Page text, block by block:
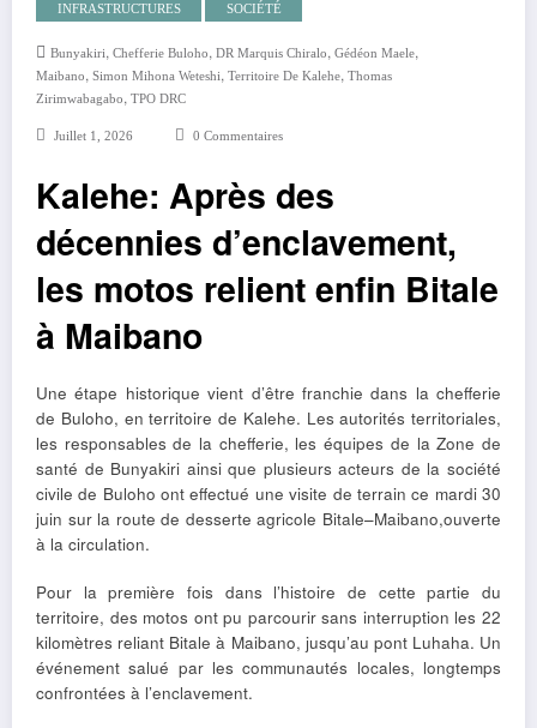
INFRASTRUCTURES SOCIÉTÉ
Bunyakiri, Chefferie Buloho, DR Marquis Chiralo, Gédéon Maele,
Maibano, Simon Mihona Weteshi, Territoire De Kalehe, Thomas
Zirimwabagabo, TPO DRC
Juillet 1, 2026 0 Commentaires
Kalehe: Après des
décennies d’enclavement,
les motos relient enfin Bitale
à Maibano
Une étape historique vient d’être franchie dans la chefferie
de Buloho, en territoire de Kalehe. Les autorités territoriales,
les responsables de la chefferie, les équipes de la Zone de
santé de Bunyakiri ainsi que plusieurs acteurs de la société
civile de Buloho ont effectué une visite de terrain ce mardi 30
juin sur la route de desserte agricole Bitale–Maibano,ouverte
à la circulation.
Pour la première fois dans l’histoire de cette partie du
territoire, des motos ont pu parcourir sans interruption les 22
kilomètres reliant Bitale à Maibano, jusqu’au pont Luhaha. Un
événement salué par les communautés locales, longtemps
confrontées à l’enclavement.